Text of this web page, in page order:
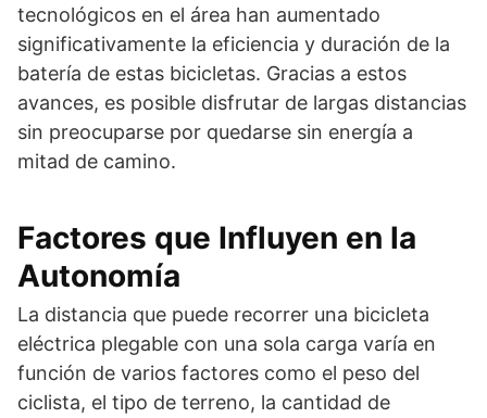
tecnológicos en el área han aumentado
significativamente la eficiencia y duración de la
batería de estas bicicletas. Gracias a estos
avances, es posible disfrutar de largas distancias
sin preocuparse por quedarse sin energía a
mitad de camino.
Factores que Influyen en la
Autonomía
La distancia que puede recorrer una bicicleta
eléctrica plegable con una sola carga varía en
función de varios factores como el peso del
ciclista, el tipo de terreno, la cantidad de